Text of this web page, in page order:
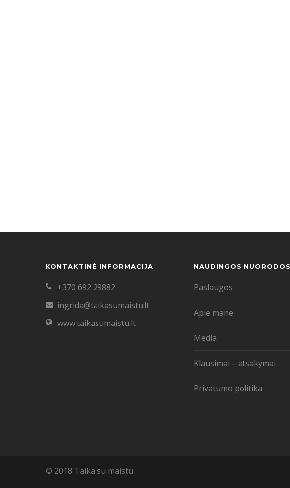
KONTAKTINĖ INFORMACIJA
+370 692 29882
ingrida@taikasumaistu.lt
www.taikasumaistu.lt
NAUDINGOS NUORODOS
Paslaugos
Apie mane
Media
Klausimai – atsakymai
Privatumo politika
© 2018 Taika su maistu